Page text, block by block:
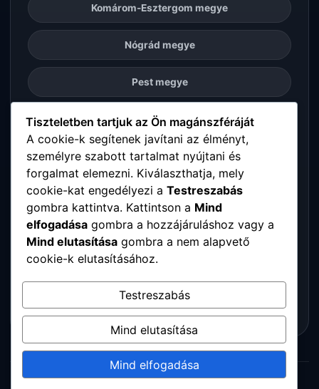
Komárom-Esztergom megye
Nógrád megye
Pest megye
Somogy megye
Szabolcs-Szatmár-Bereg megye
Tolna megye
Vas megye
Veszprém megye
Tiszteletben tartjuk az Ön magánszféráját
A cookie-k segítenek javítani az élményt,
személyre szabott tartalmat nyújtani és
forgalmat elemezni. Kiválaszthatja, mely
cookie-kat engedélyezi a Testreszabás
gombra kattintva. Kattintson a Mind
elfogadása gombra a hozzájáruláshoz vagy a
Mind elutasítása gombra a nem alapvető
cookie-k elutasításához.
Testreszabás
Mind elutasítása
Mind elfogadása